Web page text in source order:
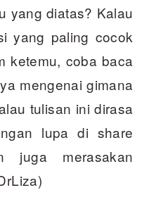
yang diatas? Kalau
yang paling cocok
ketemu, coba baca
mengenai gimana
tulisan ini dirasa
lupa di share
merasakan